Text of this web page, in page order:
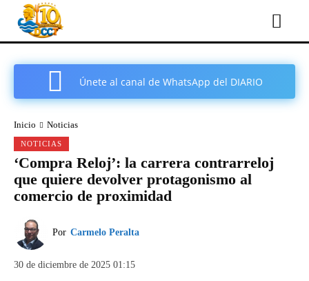
Únete al canal de WhatsApp del DIARIO
Inicio Noticias
NOTICIAS
‘Compra Reloj’: la carrera contrarreloj
que quiere devolver protagonismo al
comercio de proximidad
Por Carmelo Peralta
30 de diciembre de 2025 01:15